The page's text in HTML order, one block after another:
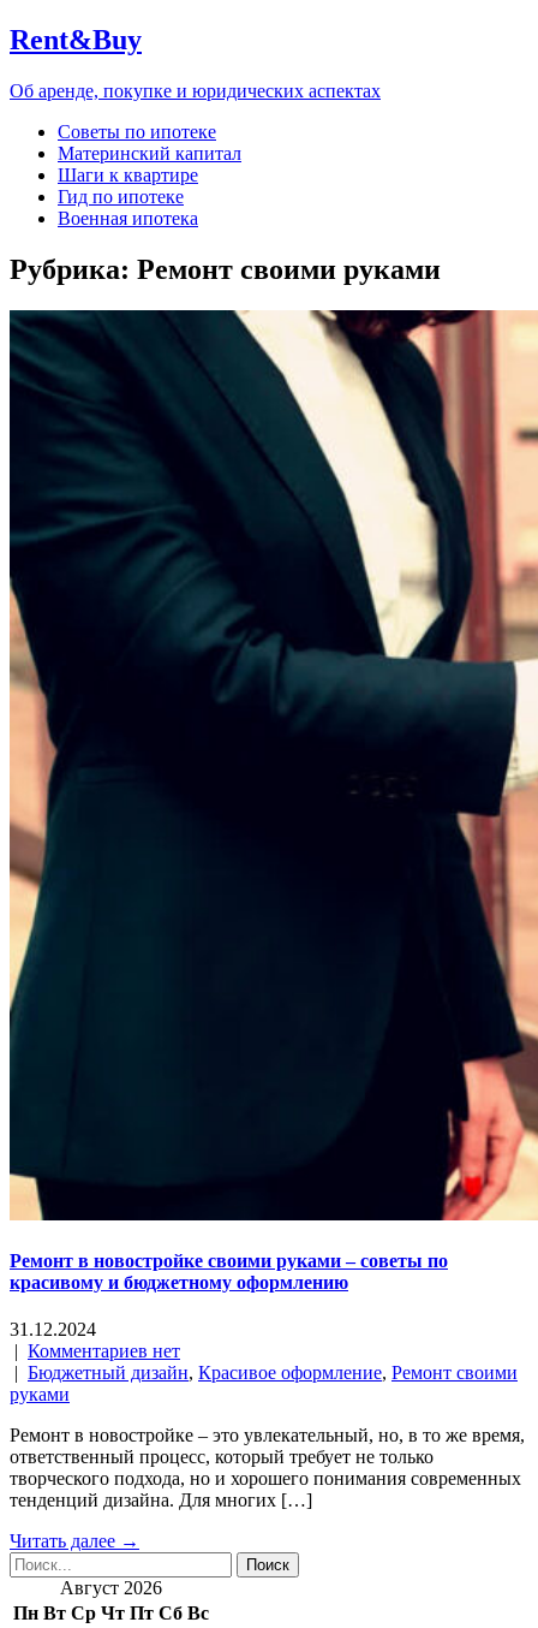
Rent&Buy
Об аренде, покупке и юридических аспектах
Советы по ипотеке
Материнский капитал
Шаги к квартире
Гид по ипотеке
Военная ипотека
Рубрика: Ремонт своими руками
Ремонт в новостройке своими руками – советы по
красивому и бюджетному оформлению
31.12.2024
| Комментариев нет
| Бюджетный дизайн, Красивое оформление, Ремонт своими
руками
Ремонт в новостройке – это увлекательный, но, в то же время,
ответственный процесс, который требует не только
творческого подхода, но и хорошего понимания современных
тенденций дизайна. Для многих […]
Читать далее →
Август 2026
Пн Вт Ср Чт Пт Сб Вс